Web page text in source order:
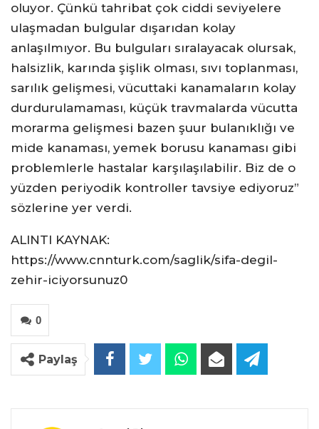
oluyor. Çünkü tahribat çok ciddi seviyelere
ulaşmadan bulgular dışarıdan kolay
anlaşılmıyor. Bu bulguları sıralayacak olursak,
halsizlik, karında şişlik olması, sıvı toplanması,
sarılık gelişmesi, vücuttaki kanamaların kolay
durdurulamaması, küçük travmalarda vücutta
morarma gelişmesi bazen şuur bulanıklığı ve
mide kanaması, yemek borusu kanaması gibi
problemlerle hastalar karşılaşılabilir. Biz de o
yüzden periyodik kontroller tavsiye ediyoruz”
sözlerine yer verdi.
ALINTI KAYNAK:
https://www.cnnturk.com/saglik/sifa-degil-
zehir-iciyorsunuz0
0
Paylaş